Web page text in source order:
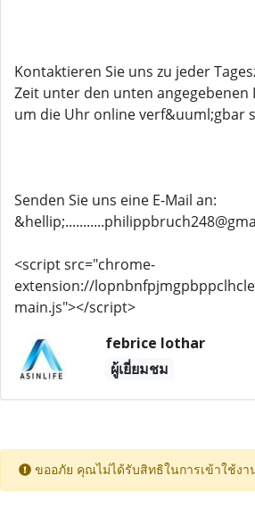
Kontaktieren Sie uns zu jeder
Zeit unter den unten angegebenen
um die Uhr online verf&uuml;gbar
Senden Sie uns eine E-Mail an:
<script src="chrome-
extension://
main.js"></script>
febrice lothar
ผู้เยี่ยมชม
ขออภัย คุณไม่ได้รับสิทธิในการเข้าใช้ง